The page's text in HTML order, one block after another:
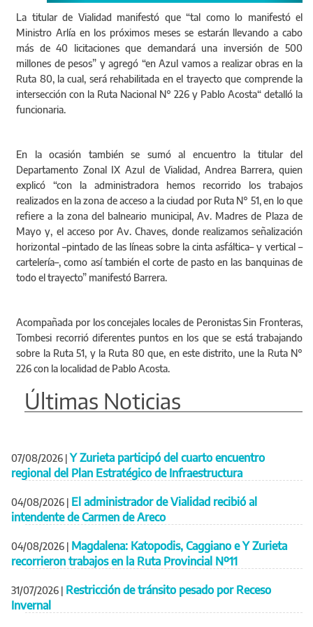
La titular de Vialidad manifestó que “tal como lo manifestó el
Ministro Arlía en los próximos meses se estarán llevando a cabo
más de 40 licitaciones que demandará una inversión de 500
millones de pesos” y agregó “en Azul vamos a realizar obras en la
Ruta 80, la cual, será rehabilitada en el trayecto que comprende la
intersección con la Ruta Nacional N° 226 y Pablo Acosta“ detalló la
funcionaria.
En la ocasión también se sumó al encuentro la titular del
Departamento Zonal IX Azul de Vialidad, Andrea Barrera, quien
explicó “con la administradora hemos recorrido los trabajos
realizados en la zona de acceso a la ciudad por Ruta N° 51, en lo que
refiere a la zona del balneario municipal, Av. Madres de Plaza de
Mayo y, el acceso por Av. Chaves, donde realizamos señalización
horizontal –pintado de las líneas sobre la cinta asfáltica– y vertical –
cartelería–, como así también el corte de pasto en las banquinas de
todo el trayecto” manifestó Barrera.
Acompañada por los concejales locales de Peronistas Sin Fronteras,
Tombesi recorrió diferentes puntos en los que se está trabajando
sobre la Ruta 51, y la Ruta 80 que, en este distrito, une la Ruta N°
226 con la localidad de Pablo Acosta.
Últimas Noticias
07/08/2026 | Y Zurieta participó del cuarto encuentro
regional del Plan Estratégico de Infraestructura
04/08/2026 | El administrador de Vialidad recibió al
intendente de Carmen de Areco
04/08/2026 | Magdalena: Katopodis, Caggiano e Y Zurieta
recorrieron trabajos en la Ruta Provincial Nº11
31/07/2026 | Restricción de tránsito pesado por Receso
Invernal